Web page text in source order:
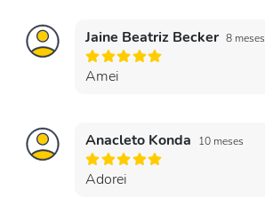
Jaine Beatriz Becker 8 meses
Amei
Anacleto Konda 10 meses
Adorei